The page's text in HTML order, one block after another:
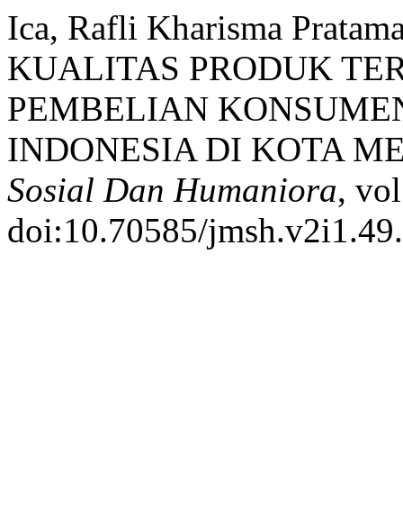
Ica, Rafli Kharisma
KUALITAS PRODUK
PEMBELIAN
INDONESIA DI KOTA
Sosial Dan Humaniora,
doi:10.70585/jmsh.v2i1.49.